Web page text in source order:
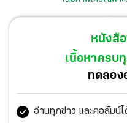
มาตรฐานคุ้มครองแรงงา
หนังสื
เนื้อหาครบ
ทดลอง
อ่านทุกข่าว และคอลัมน์ไ